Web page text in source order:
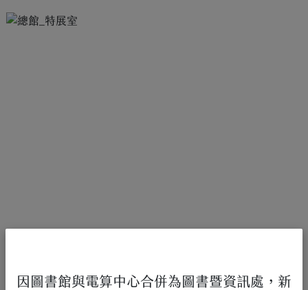
因圖書館與電算中心合併為圖書暨資訊處，新